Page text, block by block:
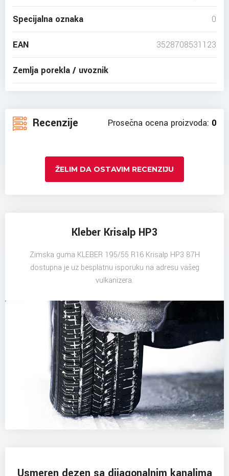
Specijalna oznaka 0
EAN 3528708531123
Zemlja porekla / uvoznik
Recenzije Prosečna ocena proizvoda: 0
ŽELIM DA OSTAVIM RECENZIJU
Kleber Krisalp HP3
Zimska guma KLEBER 195/55 R16 Krisalp HP3 87H
dostupna je uz besplatnu isporuku na adresu vašeg
vulkanizera.